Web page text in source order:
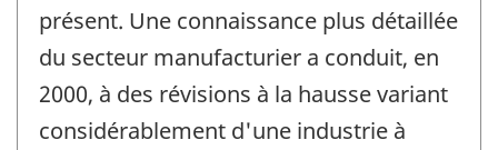
présent. Une connaissance plus détaillée
du secteur manufacturier a conduit, en
2000, à des révisions à la hausse variant
considérablement d'une industrie à